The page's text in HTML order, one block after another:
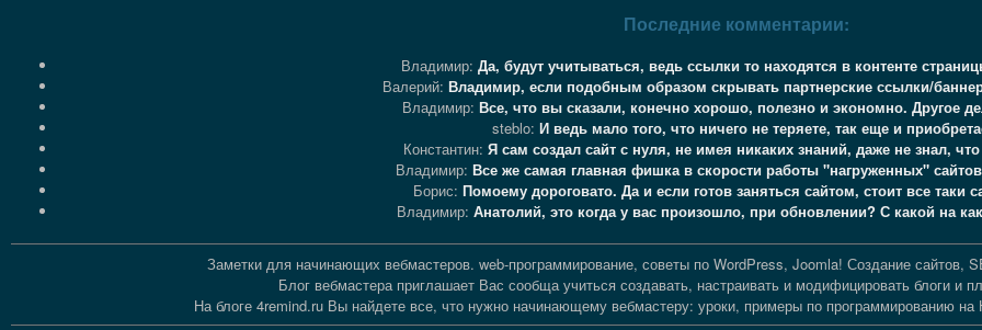
Последние комментарии:
Владимир: Да, будут учитываться, ведь ссылки то находятся в контенте
Валерий:Владимир, если подобным образом скрывать партнерские ссылки/
Владимир:Все, что вы сказали, конечно хорошо, полезно и экономно. Другое
steblo: И ведь мало того, что ничего не теряете, так еще и
Константин: Я сам создал сайт с нуля, не имея никаких знаний, даже не знал,
Владимир: Все же самая главная фишка в скорости работы "нагруженных"
Борис:Помоему дороговато. Да и если готов заняться сайтом, стоит все таки
Владимир: Анатолий, это когда у вас произошло, при обновлении? С какой на
Заметки для начинающих вебмастеров. web-программирование, советы по WordPress, Joomla! Создание сайтов,
Блог вебмастера приглашает Вас сообща учиться создавать, настраивать и модифицировать блоги и
На блоге 4remind.ru Вы найдете все, что нужно начинающему вебмастеру: уроки, примеры по программированию